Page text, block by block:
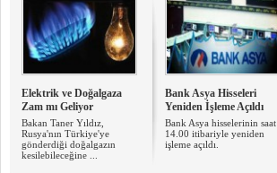
Elektrik ve Doğalgaza
Zam mı Geliyor
Bakan Taner Yıldız,
Rusya'nın Türkiye'ye
gönderdiği doğalgazın
kesilebileceğine ...
Bank Asya Hisseleri
Yeniden İşleme Açıldı
Bank Asya hisselerinin saat
14.00 itibariyle yeniden
işleme açıldı.